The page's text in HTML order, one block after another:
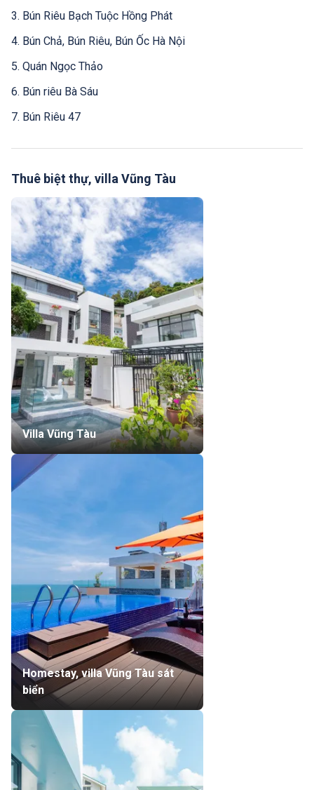
3. Bún Riêu Bạch Tuộc Hồng Phát
4. Bún Chả, Bún Riêu, Bún Ốc Hà Nội
5. Quán Ngọc Thảo
6. Bún riêu Bà Sáu
7. Bún Riêu 47
Thuê biệt thự, villa Vũng Tàu
Villa Vũng Tàu
Homestay, villa Vũng Tàu sát
biển